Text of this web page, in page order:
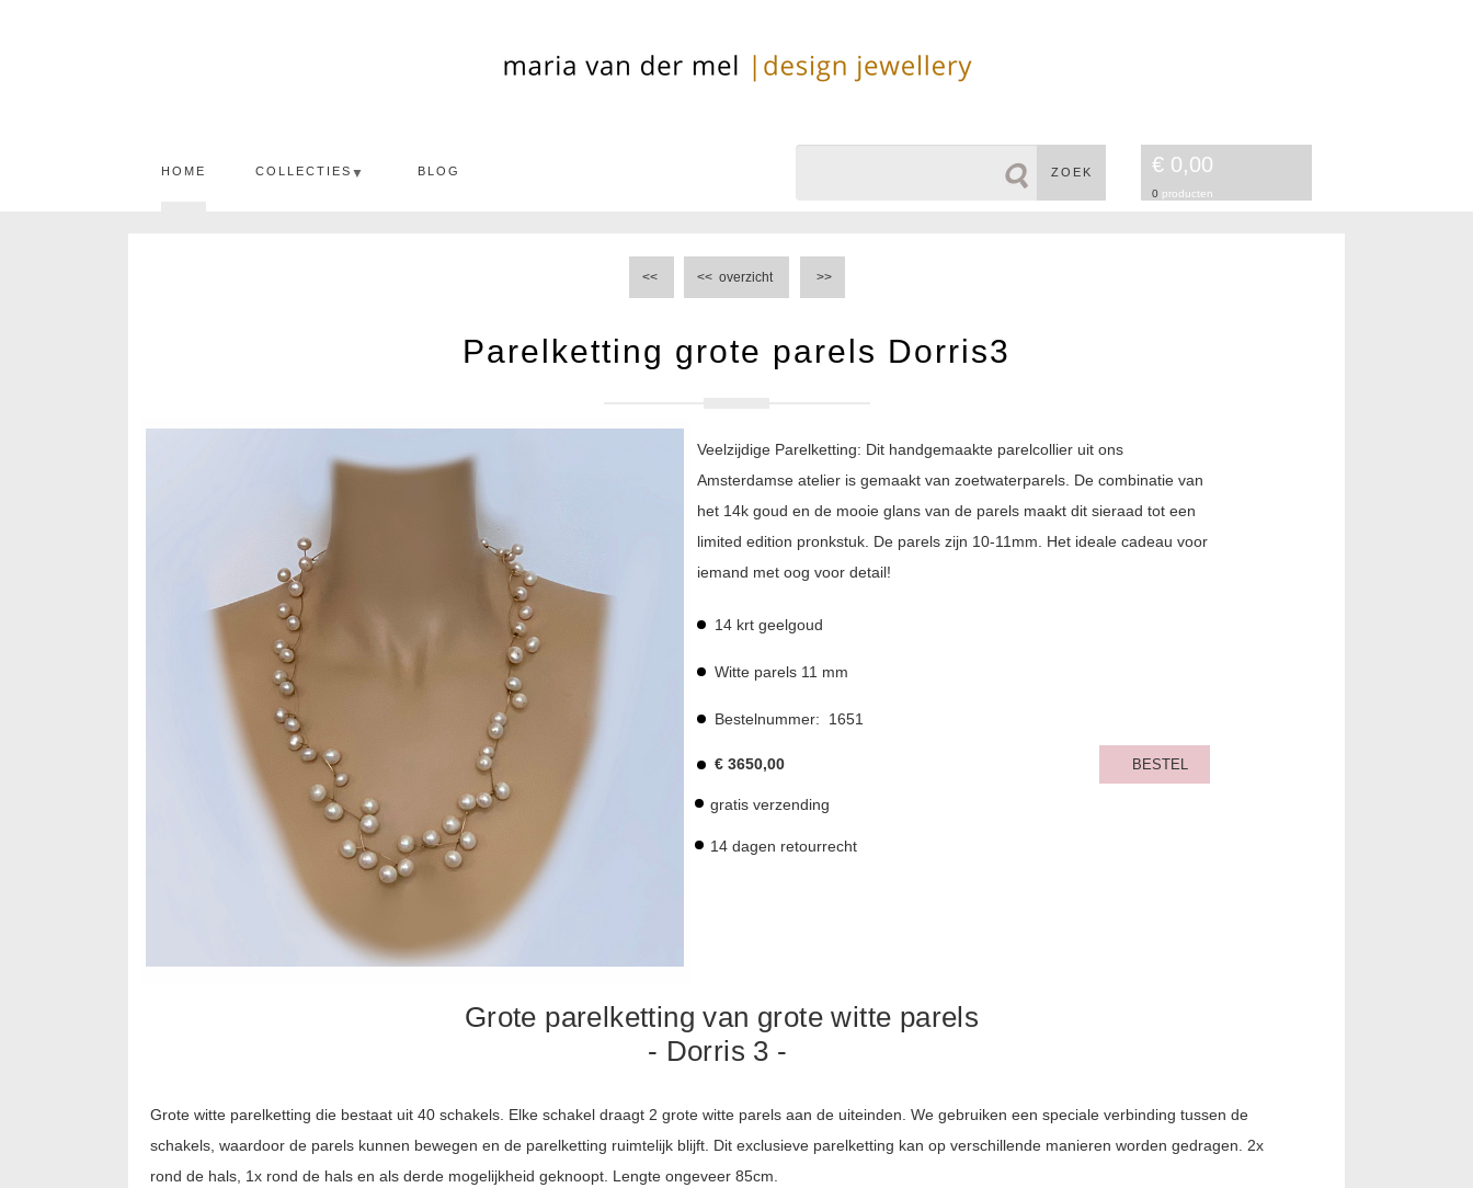
HOME COLLECTIES ▼ BLOG € 0,00
0 producten
ZOEK
<< << overzicht >>
Parelketting grote parels Dorris3
Veelzijdige Parelketting: Dit handgemaakte parelcollier uit ons
Amsterdamse atelier is gemaakt van zoetwaterparels. De combinatie van
het 14k goud en de mooie glans van de parels maakt dit sieraad tot een
limited edition pronkstuk. De parels zijn 10-11mm. Het ideale cadeau voor
iemand met oog voor detail!
14 krt geelgoud
Witte parels 11 mm
Bestelnummer: 1651
€ 3650,00 BESTEL
gratis verzending
14 dagen retourrecht
Grote parelketting van grote witte parels
- Dorris 3 -
Grote witte parelketting die bestaat uit 40 schakels. Elke schakel draagt 2 grote witte parels aan de uiteinden. We gebruiken een speciale verbinding tussen de
schakels, waardoor de parels kunnen bewegen en de parelketting ruimtelijk blijft. Dit exclusieve parelketting kan op verschillende manieren worden gedragen. 2x
rond de hals, 1x rond de hals en als derde mogelijkheid geknoopt. Lengte ongeveer 85cm.